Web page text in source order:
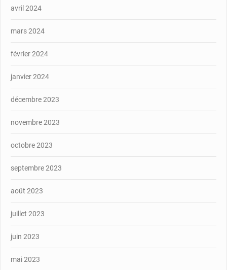
avril 2024
mars 2024
février 2024
janvier 2024
décembre 2023
novembre 2023
octobre 2023
septembre 2023
août 2023
juillet 2023
juin 2023
mai 2023